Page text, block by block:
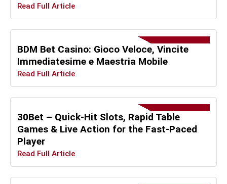
Read Full Article
BDM Bet Casino: Gioco Veloce, Vincite
Immediatesime e Maestria Mobile
Read Full Article
30Bet – Quick‑Hit Slots, Rapid Table
Games & Live Action for the Fast‑Paced
Player
Read Full Article